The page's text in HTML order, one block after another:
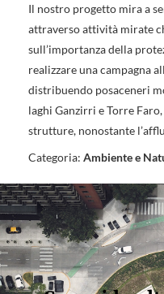
Il nostro progetto mira a
attraverso attività mirate
sull’importanza della
realizzare una campagna
distribuendo posaceneri
laghi Ganzirri e Torre
strutture, nonostante
Categoria: Ambiente e